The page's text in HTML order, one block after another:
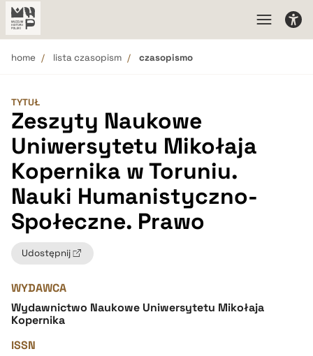
home lista czasopism czasopismo
TYTUŁ
Zeszyty Naukowe
Uniwersytetu Mikołaja
Kopernika w Toruniu.
Nauki Humanistyczno-
Społeczne. Prawo
Udostępnij
WYDAWCA
Wydawnictwo Naukowe Uniwersytetu Mikołaja
Kopernika
ISSN